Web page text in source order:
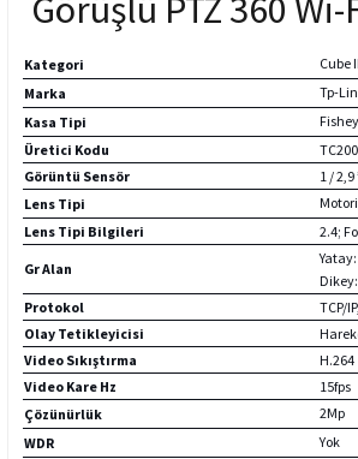
Görüşlü PTZ 360
Kategori
Cube
Marka
Tp-
Kasa Tipi
Üretici Kodu
TC200
Görüntü Sensör
1 / 2,9
Lens Tipi
Lens Tipi Bilgileri
2.4;
Gr Alan
Protokol
TCP/
Olay Tetikleyicisi
Video Sıkıştırma
H.264
Video Kare Hz
15fps
Çözünürlük
2Mp
WDR
Yok